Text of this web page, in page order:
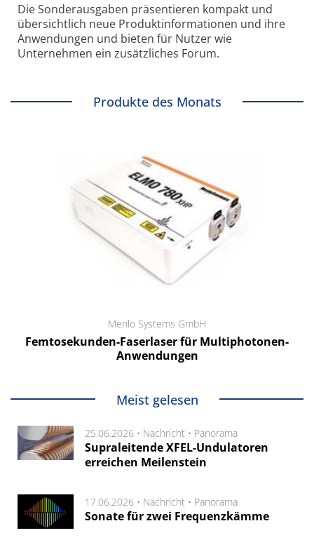
Die Sonder­ausgaben präsentieren kompakt und
übersichtlich neue Produkt­informationen und ihre
Anwendungen und bieten für Nutzer wie
Unternehmen ein zusätzliches Forum.
Produkte des Monats
Menlo Systems GmbH
Femtosekunden-Faserlaser für Multiphotonen-
Anwendungen
Meist gelesen
25.06.2026 • Nachricht • Panorama
Supraleitende XFEL-Undulatoren
erreichen Meilenstein
17.06.2026 • Nachricht • Panorama
Sonate für zwei Frequenzkämme